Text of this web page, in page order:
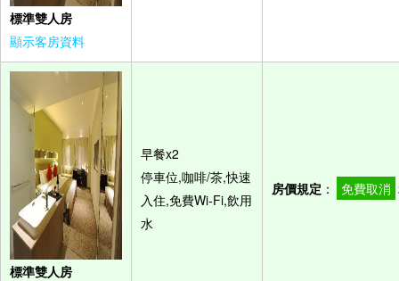
標準雙人房
顯示客房資料
標準雙人房
早餐x2
停車位,咖啡/茶,快速
入住,免費Wi-Fi,飲用
水
房價規定 ： 免費取消